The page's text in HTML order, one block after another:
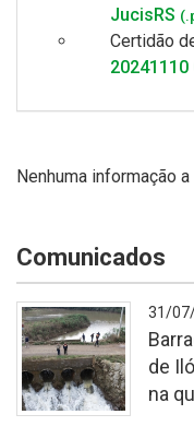
JucisRS
Certidão
20241110
Nenhuma informação
Comunicados
31/
de
na